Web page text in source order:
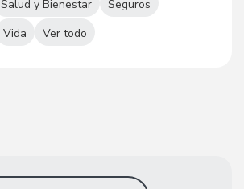
Salud y Bienestar
Seguros
Vida Ver todo